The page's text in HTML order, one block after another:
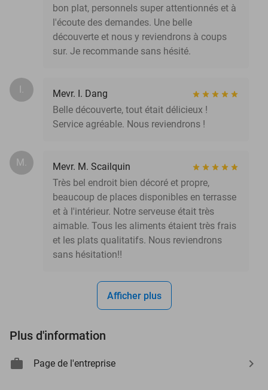
bon plat, personnels super attentionnés et à
l'écoute des demandes. Une belle
découverte et nous y reviendrons à coups
sur. Je recommande sans hésité.
I.
Mevr. I. Dang
Belle découverte, tout était délicieux !
Service agréable. Nous reviendrons !
M.
Mevr. M. Scailquin
Très bel endroit bien décoré et propre,
beaucoup de places disponibles en terrasse
et à l'intérieur. Notre serveuse était très
aimable. Tous les aliments étaient très frais
et les plats qualitatifs. Nous reviendrons
sans hésitation!!
Afficher plus
Plus d'information
Page de l'entreprise